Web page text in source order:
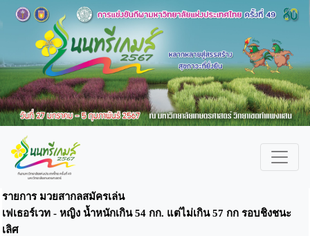
รายการ มวยสากลสมัครเล่น
เฟเธอร์เวท - หญิง น้ำหนักเกิน 54 กก. แต่ไม่เกิน 57 กก รอบชิงชนะ
เลิศ